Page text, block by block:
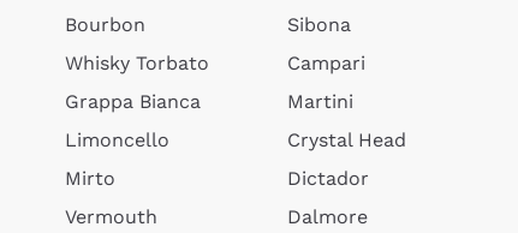
Bourbon
Whisky Torbato
Grappa Bianca
Limoncello
Mirto
Vermouth
Sibona
Campari
Martini
Crystal Head
Dictador
Dalmore